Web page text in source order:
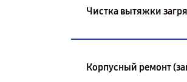
Чистка вытяжки
Корпусный ремонт